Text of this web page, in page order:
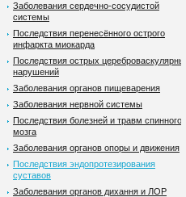
Заболевания сердечно-сосудистой
системы
Последствия перенесённого острого
инфаркта миокарда
Последствия острых цереброваскулярных
нарушений
Заболевания органов пищеварения
Заболевания нервной системы
Последствия болезней и травм спинного
мозга
Заболевания органов опоры и движения
Последствия эндопротезирования
суставов
Заболевания органов дихання и ЛОР